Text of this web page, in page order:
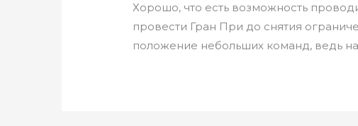
Хорошо, что есть возможность
провести Гран При до снятия
положение небольших команд, ведь